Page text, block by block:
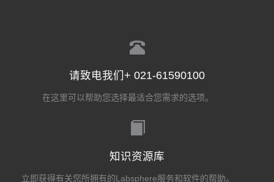
请致电我们+ 021-61590100
在这里可以帮助您选择最适合您需求的选项。
知识资源库
立即获得有关您所拥有的Labsphere服务和软件的帮助。